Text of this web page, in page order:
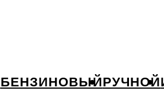
БЕНЗИНОВЫЙРУЧНОЙ